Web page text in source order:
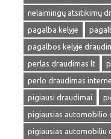
nelaimingų atsitikimų
pagalba kelyje
pagalbos kelyje
perlas draudimas lt
perlo draudimas
pigiausi draudimai
pigiausias automobilio
pigiausias automobiliu